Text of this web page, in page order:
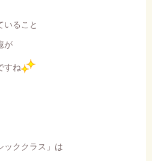
いること
が
すね
ッククラス」は